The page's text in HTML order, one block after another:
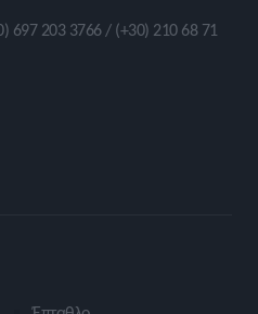
697 203 3766 / (+30) 210 68 71